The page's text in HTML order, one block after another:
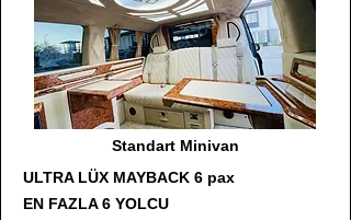
Standart Minivan
ULTRA LÜX MAYBACK 6 pax
EN FAZLA 6 YOLCU